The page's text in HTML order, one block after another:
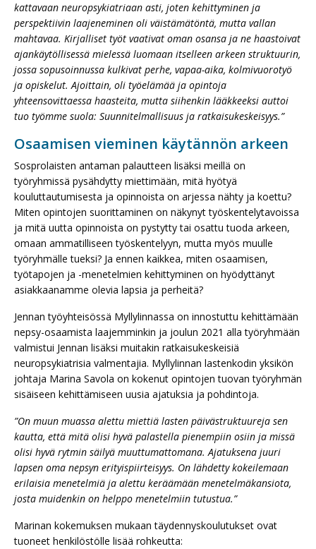
kattavaan neuropsykiatriaan asti, joten kehittyminen ja
perspektiivin laajeneminen oli väistämätöntä, mutta vallan
mahtavaa. Kirjalliset työt vaativat oman osansa ja ne haastoivat
ajankäytöllisessä mielessä luomaan itselleen arkeen struktuurin,
jossa sopusoinnussa kulkivat perhe, vapaa-aika, kolmivuorotyö
ja opiskelut. Ajoittain, oli työelämää ja opintoja
yhteensovittaessa haasteita, mutta siihenkin lääkkeeksi auttoi
tuo työmme suola: Suunnitelmallisuus ja ratkaisukeskeisyys.”
Osaamisen vieminen käytännön arkeen
Sosprolaisten antaman palautteen lisäksi meillä on
työryhmissä pysähdytty miettimään, mitä hyötyä
kouluttautumisesta ja opinnoista on arjessa nähty ja koettu?
Miten opintojen suorittaminen on näkynyt työskentelytavoissa
ja mitä uutta opinnoista on pystytty tai osattu tuoda arkeen,
omaan ammatilliseen työskentelyyn, mutta myös muulle
työryhmälle tueksi? Ja ennen kaikkea, miten osaamisen,
työtapojen ja -menetelmien kehittyminen on hyödyttänyt
asiakkaanamme olevia lapsia ja perheitä?
Jennan työyhteisössä Myllylinnassa on innostuttu kehittämään
nepsy-osaamista laajemminkin ja joulun 2021 alla työryhmään
valmistui Jennan lisäksi muitakin ratkaisukeskeisiä
neuropsykiatrisia valmentajia. Myllylinnan lastenkodin yksikön
johtaja Marina Savola on kokenut opintojen tuovan työryhmän
sisäiseen kehittämiseen uusia ajatuksia ja pohdintoja.
”On muun muassa alettu miettiä lasten päivästruktuureja sen
kautta, että mitä olisi hyvä palastella pienempiin osiin ja missä
olisi hyvä rytmin säilyä muuttumattomana. Ajatuksena juuri
lapsen oma nepsyn erityispiirteisyys. On lähdetty kokeilemaan
erilaisia menetelmiä ja alettu keräämään menetelmäkansiota,
josta muidenkin on helppo menetelmiin tutustua.”
Marinan kokemuksen mukaan täydennyskoulutukset ovat
tuoneet henkilöstölle lisää rohkeutta: